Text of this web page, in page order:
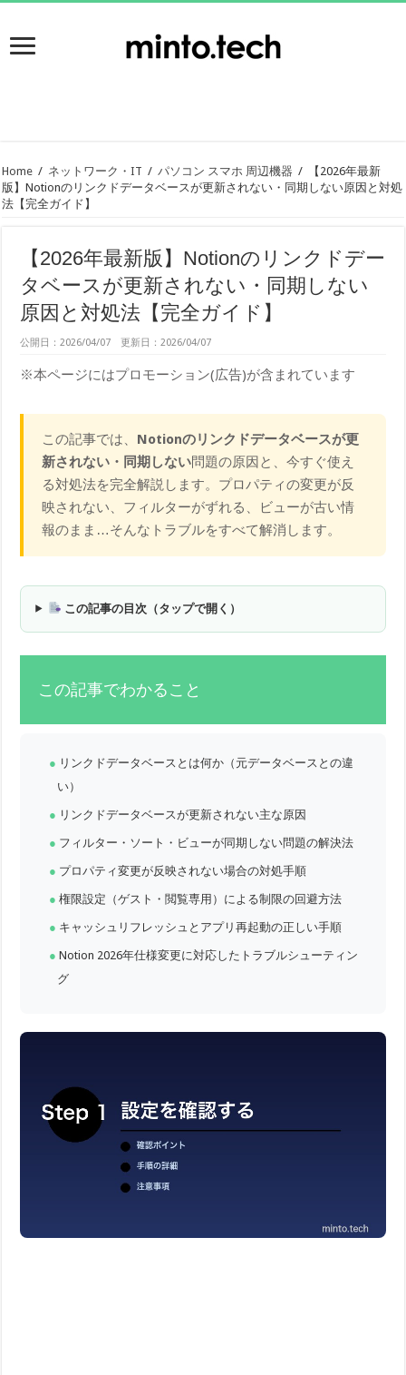
Home / ネットワーク・IT / パソコン スマホ 周辺機器 /
【2026年最新
版】Notionのリンクドデータベースが更新されない・同期しない原因と対処
法【完全ガイド】
【2026年最新版】Notionのリンクドデー
タベースが更新されない・同期しない
原因と対処法【完全ガイド】
公開日：2026/04/07 更新日：2026/04/07
※本ページにはプロモーション(広告)が含まれています
この記事では、 Notionのリンクドデータベースが更
新されない・同期しない問題の原因と、今すぐ使え
る対処法を完全解説します。プロパティの変更が反
映されない、フィルターがずれる、ビューが古い情
報のまま…そんなトラブルをすべて解消します。
この記事の目次（タップで開く）
この記事でわかること
リンクドデータベースとは何か（元データベースとの違
い）
リンクドデータベースが更新されない主な原因
フィルター・ソート・ビューが同期しない問題の解決法
プロパティ変更が反映されない場合の対処手順
権限設定（ゲスト・閲覧専用）による制限の回避方法
キャッシュリフレッシュとアプリ再起動の正しい手順
Notion 2026年仕様変更に対応したトラブルシューティン
グ